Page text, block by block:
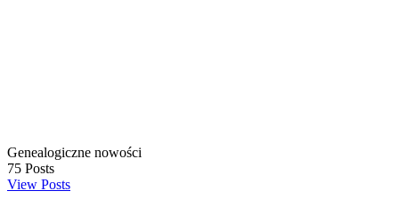
Genealogiczne nowości
75 Posts
View Posts